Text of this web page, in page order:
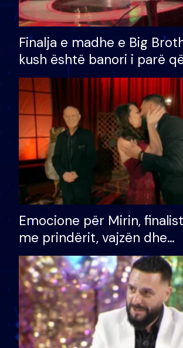
Finalja e madhe e Big
kush është banori i parë
shtëpinë dhe humb
të fituar çmimin e madh
Emocione për Mirin,
me prindërit, vajzën dhe
bashkëshorten: S’kemi
divorci apo jo?